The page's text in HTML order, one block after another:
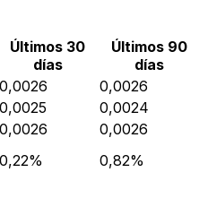
Últimos 30
días
Últimos 90
días
0,0026
0,0026
0,0025
0,0024
0,0026
0,0026
0,22% 0,82%